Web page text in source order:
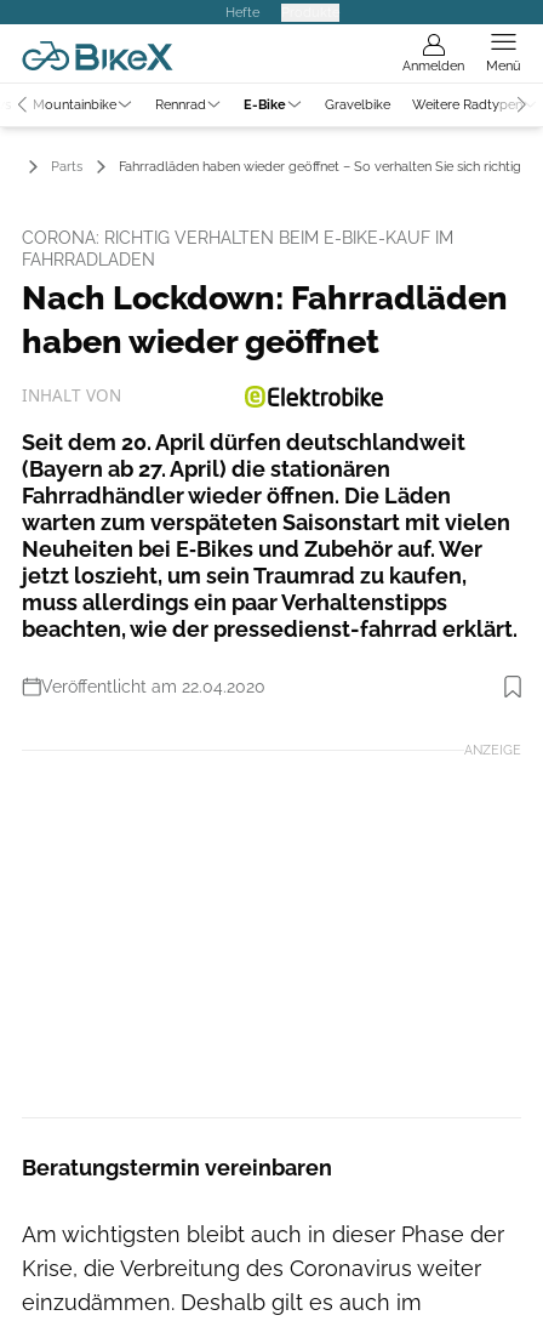
Hefte
Anmelden Menü
Mountainbike Rennrad E-Bike Gravelbike Weitere Radtypen
Parts Fahrradläden haben wieder geöffnet – So verhalten Sie sich richtig
CORONA: RICHTIG VERHALTEN BEIM E-BIKE-KAUF IM
FAHRRADLADEN
Nach Lockdown: Fahrradläden
haben wieder geöffnet
INHALT VON
Seit dem 20. April dürfen deutschlandweit
(Bayern ab 27. April) die stationären
Fahrradhändler wieder öffnen. Die Läden
warten zum verspäteten Saisonstart mit vielen
Neuheiten bei E‑Bikes und Zubehör auf. Wer
jetzt loszieht, um sein Traumrad zu kaufen,
muss allerdings ein paar Verhaltenstipps
beachten, wie der pressedienst-fahrrad erklärt.
Veröffentlicht am 22.04.2020
Foto: www.pd-f.de / messe-friedrichshafen / eurobike
ANZEIGE
Beratungstermin vereinbaren
Am wichtigsten bleibt auch in dieser Phase der
Krise, die Verbreitung des Coronavirus weiter
einzudämmen. Deshalb gilt es auch im